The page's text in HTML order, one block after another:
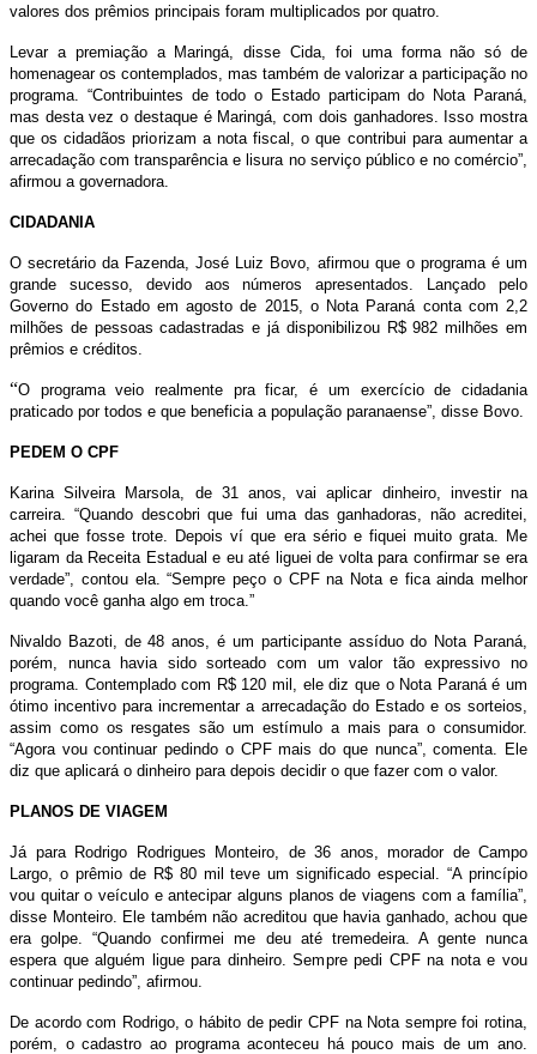
valores dos prêmios principais foram multiplicados por quatro.
Levar a premiação a Maringá, disse Cida, foi uma forma não só de
homenagear os contemplados, mas também de valorizar a participação no
programa. “Contribuintes de todo o Estado participam do Nota Paraná,
mas desta vez o destaque é Maringá, com dois ganhadores. Isso mostra
que os cidadãos priorizam a nota fiscal, o que contribui para aumentar a
arrecadação com transparência e lisura no serviço público e no comércio”,
afirmou a governadora.
CIDADANIA
O secretário da Fazenda, José Luiz Bovo, afirmou que o programa é um
grande sucesso, devido aos números apresentados. Lançado pelo
Governo do Estado em agosto de 2015, o Nota Paraná conta com 2,2
milhões de pessoas cadastradas e já disponibilizou R$ 982 milhões em
prêmios e créditos.
“O programa veio realmente pra ficar, é um exercício de cidadania
praticado por todos e que beneficia a população paranaense”, disse Bovo.
PEDEM O CPF
Karina Silveira Marsola, de 31 anos, vai aplicar dinheiro, investir na
carreira. “Quando descobri que fui uma das ganhadoras, não acreditei,
achei que fosse trote. Depois ví que era sério e fiquei muito grata. Me
ligaram da Receita Estadual e eu até liguei de volta para confirmar se era
verdade”, contou ela. “Sempre peço o CPF na Nota e fica ainda melhor
quando você ganha algo em troca.”
Nivaldo Bazoti, de 48 anos, é um participante assíduo do Nota Paraná,
porém, nunca havia sido sorteado com um valor tão expressivo no
programa. Contemplado com R$ 120 mil, ele diz que o Nota Paraná é um
ótimo incentivo para incrementar a arrecadação do Estado e os sorteios,
assim como os resgates são um estímulo a mais para o consumidor.
“Agora vou continuar pedindo o CPF mais do que nunca”, comenta. Ele
diz que aplicará o dinheiro para depois decidir o que fazer com o valor.
PLANOS DE VIAGEM
Já para Rodrigo Rodrigues Monteiro, de 36 anos, morador de Campo
Largo, o prêmio de R$ 80 mil teve um significado especial. “A princípio
vou quitar o veículo e antecipar alguns planos de viagens com a família”,
disse Monteiro. Ele também não acreditou que havia ganhado, achou que
era golpe. “Quando confirmei me deu até tremedeira. A gente nunca
espera que alguém ligue para dinheiro. Sempre pedi CPF na nota e vou
continuar pedindo”, afirmou.
De acordo com Rodrigo, o hábito de pedir CPF na Nota sempre foi rotina,
porém, o cadastro ao programa aconteceu há pouco mais de um ano.